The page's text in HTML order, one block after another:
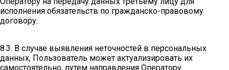
исполнения обязательств по гражданско-правовому
договору.
8.3. В случае выявления неточностей в персональных
данных, Пользователь может актуализировать их
самостоятельно, путем направления Оператору